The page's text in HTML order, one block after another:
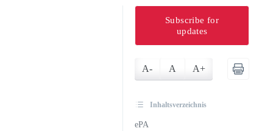
Subscribe for
updates
A- A A+
Inhaltsverzeichnis
ePA